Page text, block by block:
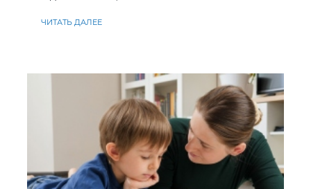
ЧИТАТЬ ДАЛЕЕ